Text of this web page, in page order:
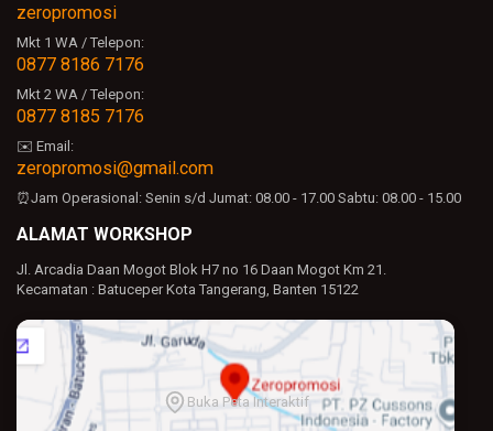
zeropromosi
Mkt 1 WA / Telepon:
0877 8186 7176
Mkt 2 WA / Telepon:
0877 8185 7176
✉️ Email:
zeropromosi@gmail.com
⏰Jam Operasional: Senin s/d Jumat: 08.00 - 17.00 Sabtu: 08.00 - 15.00
ALAMAT WORKSHOP
Jl. Arcadia Daan Mogot Blok H7 no 16 Daan Mogot Km 21.
Kecamatan : Batuceper Kota Tangerang, Banten 15122
Buka Peta Interaktif